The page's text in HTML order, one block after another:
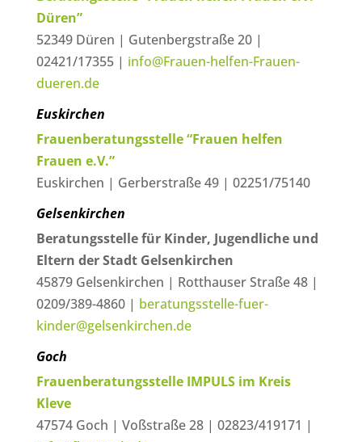
Düren”
52349 Düren | Gutenbergstraße 20 |
02421/17355 | info@Frauen-helfen-Frauen-
dueren.de
Euskirchen
Frauenberatungsstelle “Frauen helfen
Frauen e.V.”
Euskirchen | Gerberstraße 49 | 02251/75140
Gelsenkirchen
Beratungsstelle für Kinder, Jugendliche und
Eltern der Stadt Gelsenkirchen
45879 Gelsenkirchen | Rotthauser Straße 48 |
0209/389-4860 | beratungsstelle-fuer-
kinder@gelsenkirchen.de
Goch
Frauenberatungsstelle IMPULS im Kreis
Kleve
47574 Goch | Voßstraße 28 | 02823/419171 |